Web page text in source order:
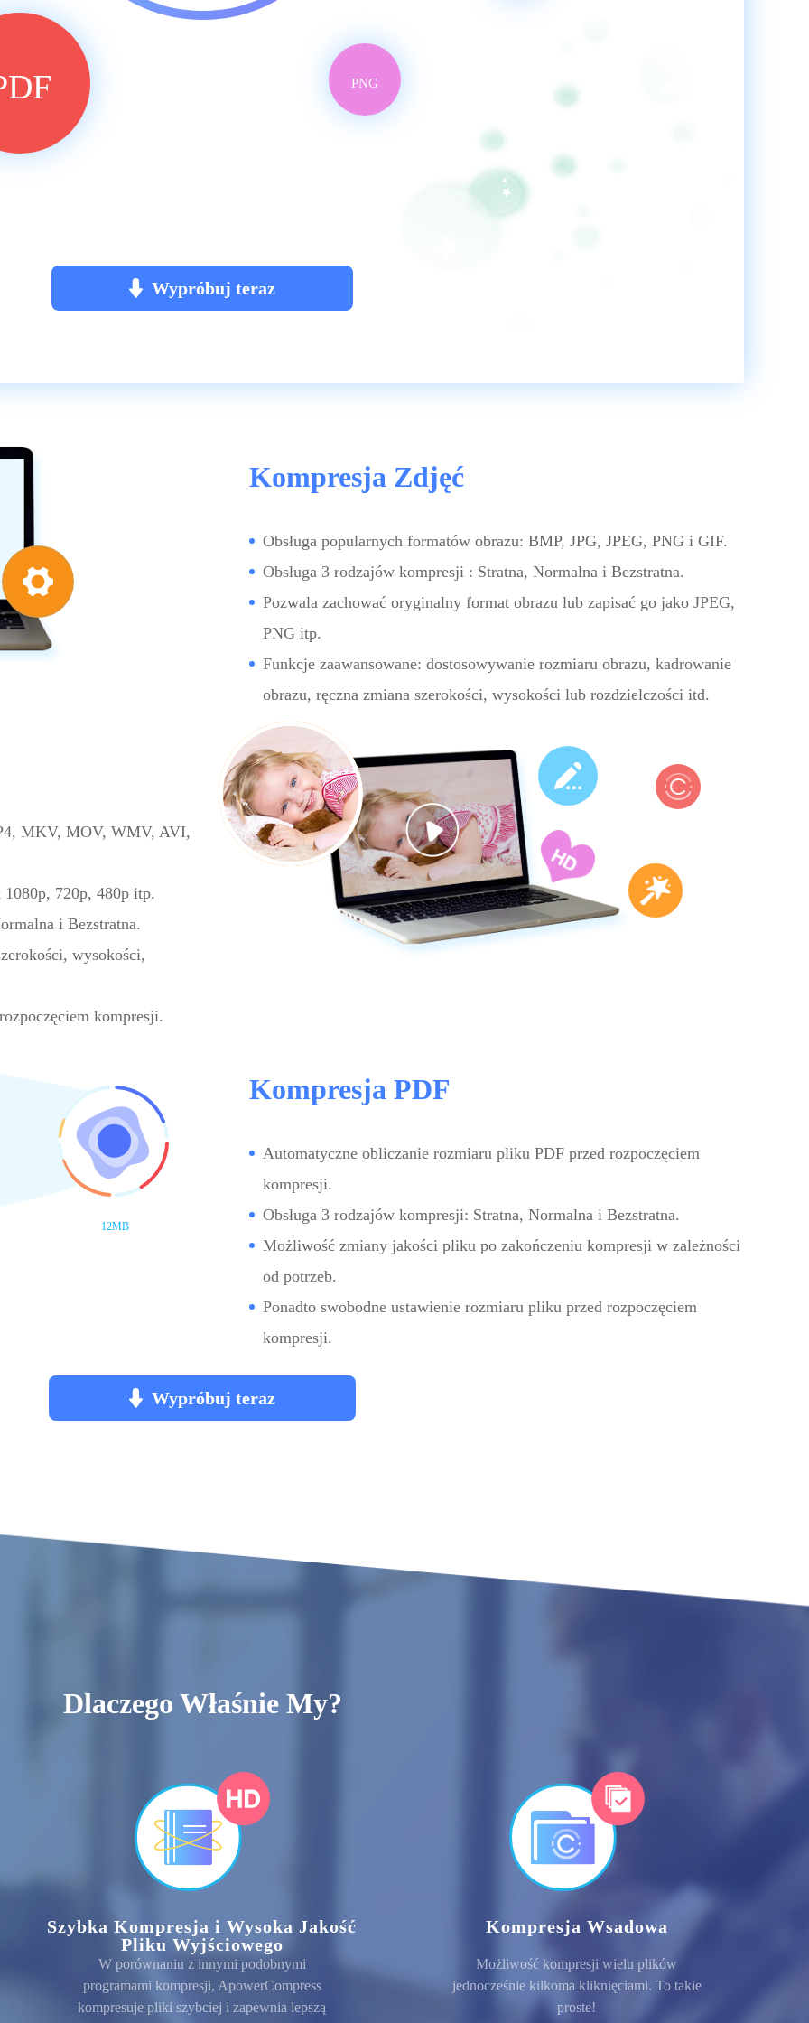
PNG
Wypróbuj teraz
Kompresja Zdjęć
Obsługa popularnych formatów obrazu: BMP, JPG, JPEG, PNG i GIF.
Obsługa 3 rodzajów kompresji : Stratna, Normalna i Bezstratna.
Pozwala zachować oryginalny format obrazu lub zapisać go jako JPEG,
PNG itp.
Funkcje zaawansowane: dostosowywanie rozmiaru obrazu, kadrowanie
obrazu, ręczna zmiana szerokości, wysokości lub rozdzielczości itd.
MKV, MOV, WMV, AVI,
720p, 480p itp.
i Bezstratna.
wysokości,
kompresji.
12MB
Kompresja PDF
Automatyczne obliczanie rozmiaru pliku PDF przed rozpoczęciem
kompresji.
Obsługa 3 rodzajów kompresji: Stratna, Normalna i Bezstratna.
Możliwość zmiany jakości pliku po zakończeniu kompresji w zależności
od potrzeb.
Ponadto swobodne ustawienie rozmiaru pliku przed rozpoczęciem
kompresji.
Wypróbuj teraz
Dlaczego Właśnie My?
Szybka Kompresja i Wysoka Jakość
Pliku Wyjściowego
W porównaniu z innymi podobnymi
programami kompresji, ApowerCompress
kompresuje pliki szybciej i zapewnia lepszą
Kompresja Wsadowa
Możliwość kompresji wielu plików
jednocześnie kilkoma kliknięciami. To takie
proste!